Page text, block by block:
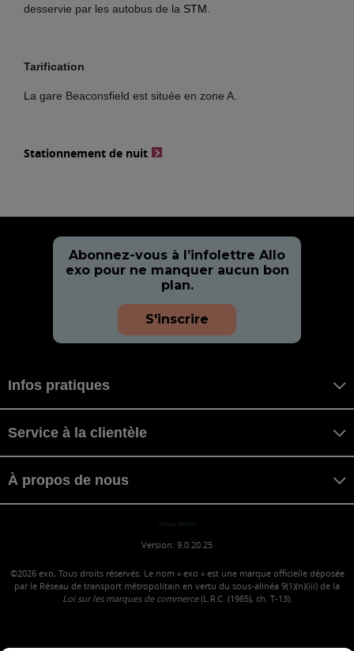
desservie par les autobus de la STM.
Tarification
La gare Beaconsfield est située en zone A.
Stationnement de nuit
Abonnez-vous à l’infolettre Allo
exo pour ne manquer aucun bon
plan.
S'inscrire
Infos pratiques
Service à la clientèle
À propos de nous
misaki MISAKI
Version: 9.0.20.25
©2026 exo, Tous droits réservés. Le nom « exo » est une marque officielle déposée
par le Réseau de transport métropolitain en vertu du sous-alinéa 9(1)(n)(iii) de la
Loi sur les marques de commerce(L.R.C. (1985), ch. T-13).